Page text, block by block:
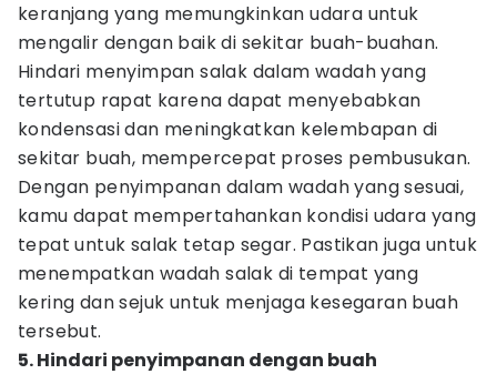
keranjang yang memungkinkan udara untuk
mengalir dengan baik di sekitar buah-buahan.
Hindari menyimpan salak dalam wadah yang
tertutup rapat karena dapat menyebabkan
kondensasi dan meningkatkan kelembapan di
sekitar buah, mempercepat proses pembusukan.
Dengan penyimpanan dalam wadah yang sesuai,
kamu dapat mempertahankan kondisi udara yang
tepat untuk salak tetap segar. Pastikan juga untuk
menempatkan wadah salak di tempat yang
kering dan sejuk untuk menjaga kesegaran buah
tersebut.
5. Hindari penyimpanan dengan buah